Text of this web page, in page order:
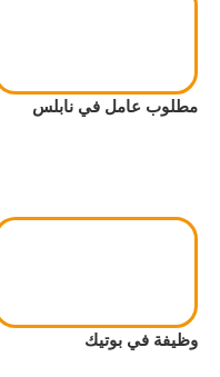
مطلوب عامل في نابلس
وظيفة في بوتيك